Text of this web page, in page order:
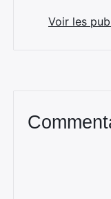
Voir les